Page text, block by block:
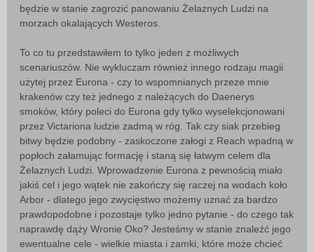
będzie w stanie zagrozić panowaniu Żelaznych Ludzi na
morzach okalających Westeros.
To co tu przedstawiłem to tylko jeden z możliwych
scenariuszów. Nie wykluczam również innego rodzaju magii
użytej przez Eurona - czy to wspomnianych przeze mnie
krakenów czy też jednego z należących do Daenerys
smoków, który poleci do Eurona gdy tylko wyselekcjonowani
przez Victariona ludzie zadmą w róg. Tak czy siak przebieg
bitwy będzie podobny - zaskoczone załogi z Reach wpadną w
popłoch załamując formację i staną się łatwym celem dla
Żelaznych Ludzi. Wprowadzenie Eurona z pewnością miało
jakiś cel i jego wątek nie zakończy się raczej na wodach koło
Arbor - dlatego jego zwycięstwo możemy uznać za bardzo
prawdopodobne i pozostaje tylko jedno pytanie - do czego tak
naprawdę dąży Wronie Oko? Jesteśmy w stanie znaleźć jego
ewentualne cele - wielkie miasta i zamki, które może chcieć